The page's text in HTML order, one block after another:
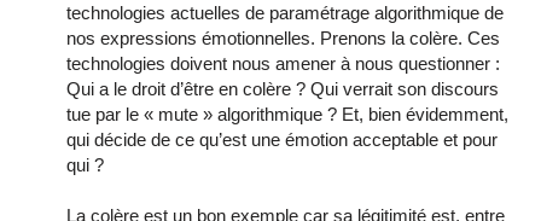
technologies actuelles de paramétrage algorithmique de
nos expressions émotionnelles. Prenons la colère. Ces
technologies doivent nous amener à nous questionner :
Qui a le droit d’être en colère ? Qui verrait son discours
tue par le « mute » algorithmique ? Et, bien évidemment,
qui décide de ce qu’est une émotion acceptable et pour
qui ?
La colère est un bon exemple car sa légitimité est, entre